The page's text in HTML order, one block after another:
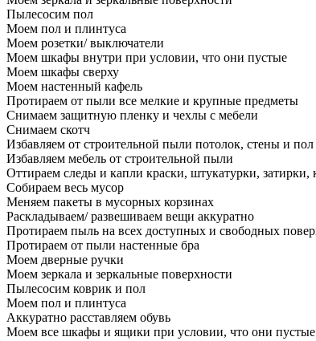
Пылесосим пол
Моем пол и плинтуса
Моем розетки/ выключатели
Моем шкафы внутри при условии, что они пустые
Моем шкафы сверху
Моем настенный кафель
Протираем от пыли все мелкие и крупные предметы
Снимаем защитную пленку и чехлы с мебели
Снимаем скотч
Избавляем от строительной пыли потолок, стены и пол
Избавляем мебель от строительной пыли
Оттираем следы и капли краски, штукатурки, затирки,
Собираем весь мусор
Меняем пакеты в мусорных корзинах
Раскладываем/ развешиваем вещи аккуратно
Протираем пыль на всех доступных и свободных
Протираем от пыли настенные бра
Моем дверные ручки
Моем зеркала и зеркальные поверхности
Пылесосим коврик и пол
Моем пол и плинтуса
Аккуратно расставляем обувь
Моем все шкафы и ящики при условии, что они пустые